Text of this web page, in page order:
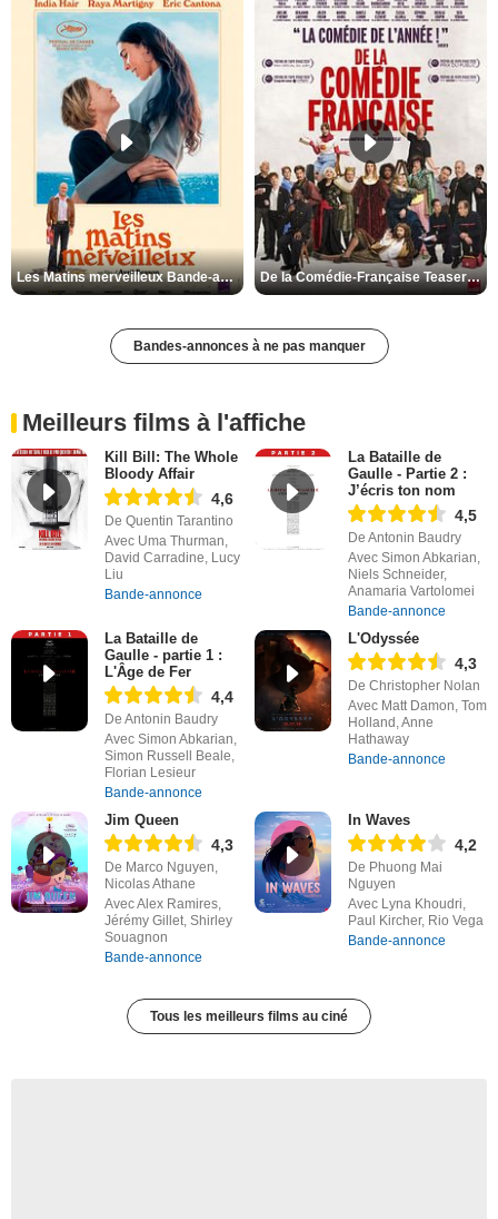
Les Matins merveilleux Bande-annonce VF De la Comédie-Française Teaser VF
Bandes-annonces à ne pas manquer
Meilleurs films à l'affiche
Kill Bill: The Whole
Bloody Affair
4,6
De Quentin Tarantino
Avec Uma Thurman,
David Carradine, Lucy
Liu
Bande-annonce
La Bataille de
Gaulle - Partie 2 :
J’écris ton nom
4,5
De Antonin Baudry
Avec Simon Abkarian,
Niels Schneider,
Anamaria Vartolomei
Bande-annonce
La Bataille de
Gaulle - partie 1 :
L'Âge de Fer
4,4
De Antonin Baudry
Avec Simon Abkarian,
Simon Russell Beale,
Florian Lesieur
Bande-annonce
L'Odyssée
4,3
De Christopher Nolan
Avec Matt Damon, Tom
Holland, Anne
Hathaway
Bande-annonce
Jim Queen
4,3
De Marco Nguyen,
Nicolas Athane
Avec Alex Ramires,
Jérémy Gillet, Shirley
Souagnon
Bande-annonce
In Waves
4,2
De Phuong Mai
Nguyen
Avec Lyna Khoudri,
Paul Kircher, Rio Vega
Bande-annonce
Tous les meilleurs films au ciné